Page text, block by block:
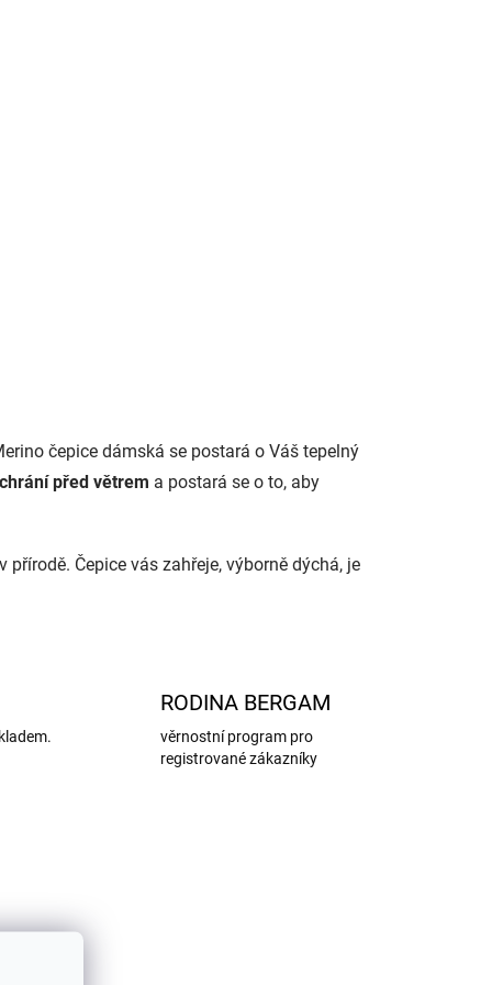
čepice dámská se postará o Váš tepelný
před větrem a postará se o to, aby
Čepice vás zahřeje, výborně dýchá, je
RODINA BERGAM
věrnostní program pro
registrované zákazníky